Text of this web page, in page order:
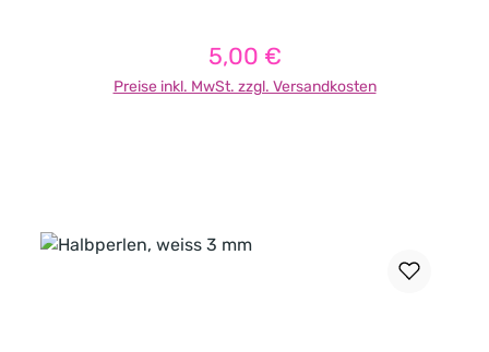
Regulärer Preis:
5,00 €
Preise inkl. MwSt. zzgl. Versandkosten